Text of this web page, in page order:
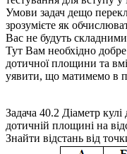
Умови задач дещо
зрозумієте як
Вас не будуть
Тут Вам необхідно
дотичної площини та
уявити, що матимемо в
Задача 40.2 Діаметр
дотичній площині на
Знайти відстань від